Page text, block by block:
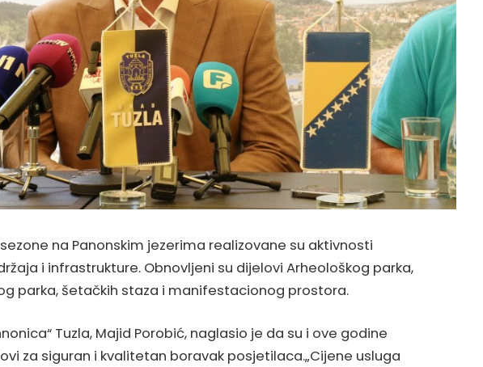
na Panonskim jezerima realizovane su aktivnosti
i infrastrukture. Obnovljeni su dijelovi Arheološkog parka,
parka, šetačkih staza i manifestacionog prostora.
Tuzla, Majid Porobić, naglasio je da su i ove godine
za siguran i kvalitetan boravak posjetilaca.„Cijene usluga